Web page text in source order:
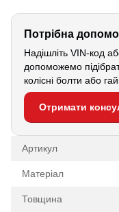
Потрібна
Надішліть VIN-код
допоможемо
колісні болти або
Отримати
Артикул
Матеріал
Товщина